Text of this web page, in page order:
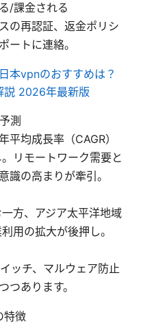
/課金される
の再認証、返金ポリシ
ートに連絡。
本vpnのおすすめは？
説 2026年最新版
測
均成長率（CAGR）
リモートワーク需要と
識の高まりが牽引。
一方、アジア太平洋地域
用の拡大が後押し。
ッチ、マルウェア防止
つあります。
特徴